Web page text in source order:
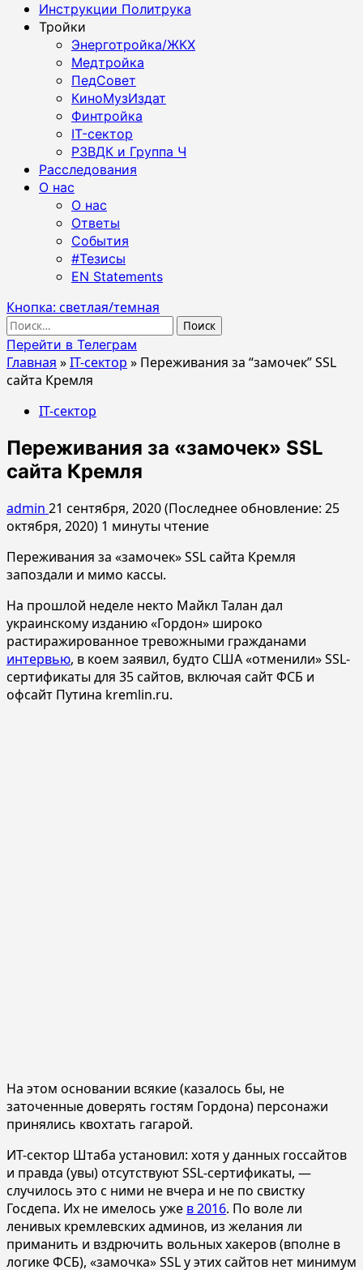
Инструкции Политрука
Тройки
Энерготройка/ЖКХ
Медтройка
ПедСовет
КиноМузИздат
Финтройка
IT-сектор
РЗВДК и Группа Ч
Расследования
О нас
О нас
Ответы
События
#Тезисы
EN Statements
Кнопка: светлая/темная
Найти:
Перейти в Телеграм
Главная »IT-сектор » Переживания за “замочек” SSL
сайта Кремля
IT-сектор
Переживания за «замочек» SSL
сайта Кремля
admin 21 сентября, 2020 (Последнее обновление: 25
октября, 2020) 1 минуты чтение
Переживания за «замочек» SSL сайта Кремля
запоздали и мимо кассы.
На прошлой неделе некто Майкл Талан дал
украинскому изданию «Гордон» широко
растиражированное тревожными гражданами
интервью, в коем заявил, будто США «отменили» SSL-
сертификаты для 35 сайтов, включая сайт ФСБ и
офсайт Путина kremlin.ru.
На этом основании всякие (казалось бы, не
заточенные доверять гостям Гордона) персонажи
принялись квохтать гагарой.
ИТ-сектор Штаба установил: хотя у данных госсайтов
и правда (увы) отсутствуют SSL-сертификаты, —
случилось это с ними не вчера и не по свистку
Госдепа. Их не имелось уже в 2016. По воле ли
ленивых кремлевских админов, из желания ли
приманить и вздрючить вольных хакеров (вполне в
логике ФСБ), «замочка» SSL у этих сайтов нет минимум